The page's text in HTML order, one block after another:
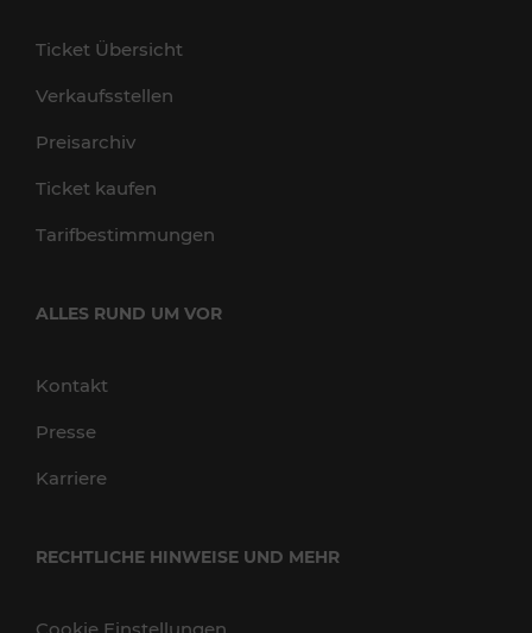
Ticket Übersicht
Verkaufsstellen
Preisarchiv
Ticket kaufen
Tarifbestimmungen
ALLES RUND UM VOR
Kontakt
Presse
Karriere
RECHTLICHE HINWEISE UND MEHR